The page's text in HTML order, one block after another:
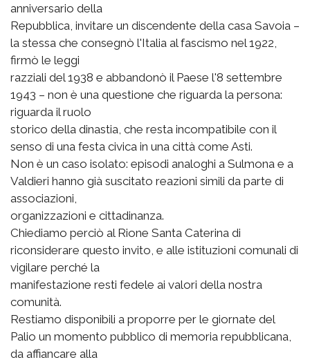
anniversario della
Repubblica, invitare un discendente della casa Savoia –
la stessa che consegnò l'Italia al fascismo nel 1922,
firmò le leggi
razziali del 1938 e abbandonò il Paese l'8 settembre
1943 – non è una questione che riguarda la persona:
riguarda il ruolo
storico della dinastia, che resta incompatibile con il
senso di una festa civica in una città come Asti.
Non è un caso isolato: episodi analoghi a Sulmona e a
Valdieri hanno già suscitato reazioni simili da parte di
associazioni,
organizzazioni e cittadinanza.
Chiediamo perciò al Rione Santa Caterina di
riconsiderare questo invito, e alle istituzioni comunali di
vigilare perché la
manifestazione resti fedele ai valori della nostra
comunità.
Restiamo disponibili a proporre per le giornate del
Palio un momento pubblico di memoria repubblicana,
da affiancare alla